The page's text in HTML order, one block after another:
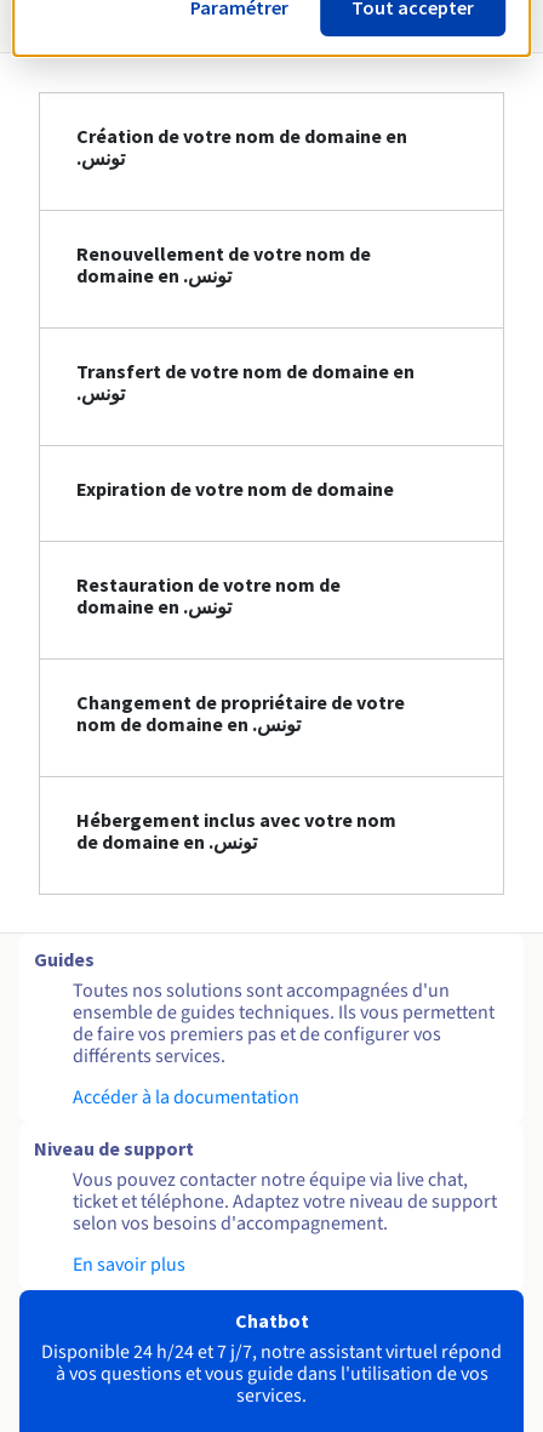
Création de votre nom de domaine en
.تونس
Renouvellement de votre nom de
domaine en .تونس
Transfert de votre nom de domaine en
.تونس
Expiration de votre nom de domaine
Restauration de votre nom de
domaine en .تونس
Changement de propriétaire de votre
nom de domaine en .تونس
Hébergement inclus avec votre nom
de domaine en .تونس
Guides
Toutes nos solutions sont accompagnées d'un
ensemble de guides techniques. Ils vous permettent
de faire vos premiers pas et de configurer vos
différents services.
Accéder à la documentation
Niveau de support
Vous pouvez contacter notre équipe via live chat,
ticket et téléphone. Adaptez votre niveau de support
selon vos besoins d'accompagnement.
En savoir plus
Chatbot
Disponible 24 h/24 et 7 j/7, notre assistant virtuel répond
à vos questions et vous guide dans l'utilisation de vos
services.
Paramétrer Tout accepter